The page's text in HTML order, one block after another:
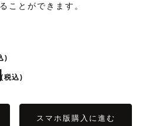
ことができます。
)
(税込)
スマホ版購入に進む